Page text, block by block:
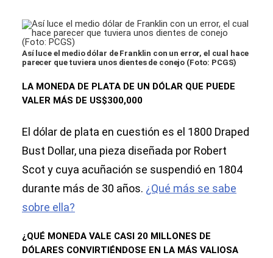
Así luce el medio dólar de Franklin con un error, el cual hace
parecer que tuviera unos dientes de conejo (Foto: PCGS)
LA MONEDA DE PLATA DE UN DÓLAR QUE PUEDE
VALER MÁS DE US$300,000
El dólar de plata en cuestión es el 1800 Draped
Bust Dollar, una pieza diseñada por Robert
Scot y cuya acuñación se suspendió en 1804
durante más de 30 años. ¿Qué más se sabe
sobre ella?
¿QUÉ MONEDA VALE CASI 20 MILLONES DE
DÓLARES CONVIRTIÉNDOSE EN LA MÁS VALIOSA